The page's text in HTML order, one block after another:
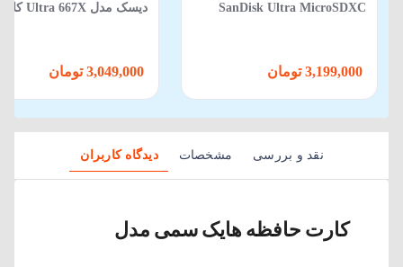
SanDisk Ultra MicroSDXC
نقد و بررسی مشخصات دیدگاه کاربران
کارت حافظه هایک سمی مدل